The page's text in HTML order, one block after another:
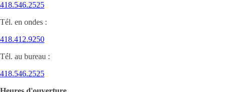
418.546.2525
Tél. en ondes :
418.412.9250
Tél. au bureau :
418.546.2525